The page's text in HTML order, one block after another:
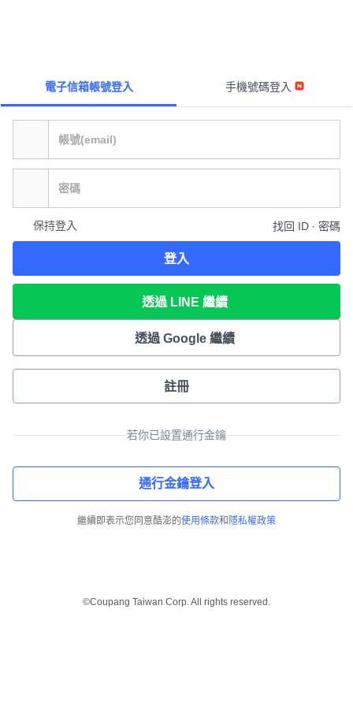
電子信箱帳號登入 手機號碼登入
保持登入 找回 ID ∙ 密碼
登入
透過 LINE 繼續
透過 Google 繼續
註冊
若你已設置通行金鑰
通行金鑰登入
繼續即表示您同意酷澎的使用條款和 隱私權政策
©Coupang Taiwan Corp. All rights reserved.